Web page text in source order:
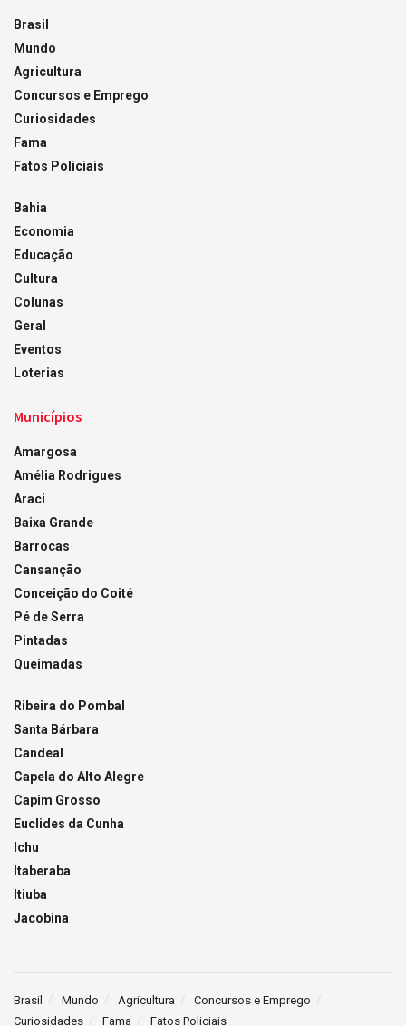
Brasil
Mundo
Agricultura
Concursos e Emprego
Curiosidades
Fama
Fatos Policiais
Bahia
Economia
Educação
Cultura
Colunas
Geral
Eventos
Loterias
Municípios
Amargosa
Amélia Rodrigues
Araci
Baixa Grande
Barrocas
Cansanção
Conceição do Coité
Pé de Serra
Pintadas
Queimadas
Ribeira do Pombal
Santa Bárbara
Candeal
Capela do Alto Alegre
Capim Grosso
Euclides da Cunha
Ichu
Itaberaba
Itiuba
Jacobina
Brasil Mundo Agricultura
Concursos e Emprego
Curiosidades
Fama Fatos Policiais